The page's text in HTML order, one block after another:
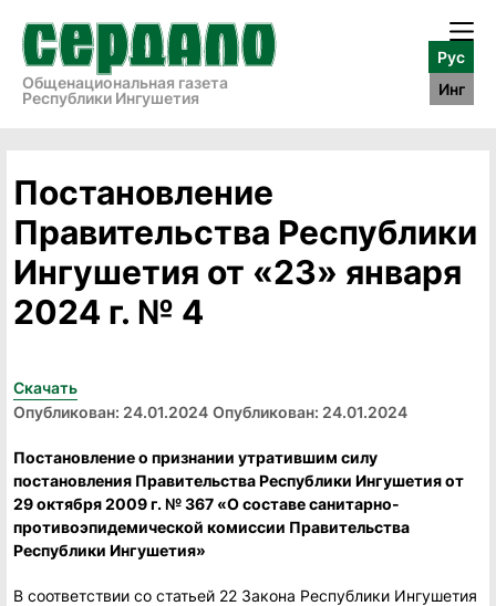
Общенациональная газета
Республики Ингушетия
Рус
Инг
Постановление
Правительства Республики
Ингушетия от «23» января
2024 г. № 4
Скачать
Опубликован: 24.01.2024 Опубликован: 24.01.2024
Постановление о признании утратившим силу
постановления Правительства Республики Ингушетия от
29 октября 2009 г. № 367 «О составе санитарно-
противоэпидемической комиссии Правительства
Республики Ингушетия»
В соответствии со статьей 22 Закона Республики Ингушетия